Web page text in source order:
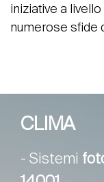
iniziative a
numerose sfide
CLIMA
- Sistemi